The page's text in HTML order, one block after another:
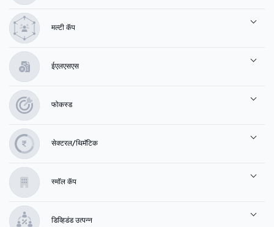
मल्टी कॅप
ईएलएसएस
फोकस्ड
सेक्टरल/थिमॅटिक
स्मॉल कॅप
डिव्हिडंड उत्पन्न